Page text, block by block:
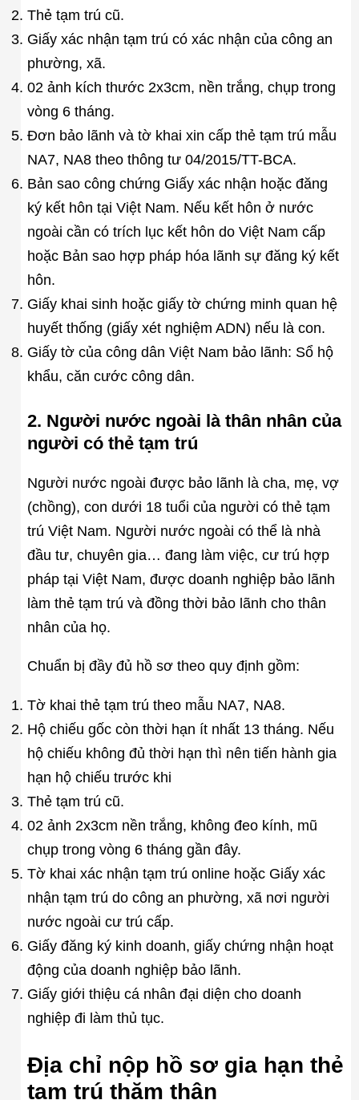
Thẻ tạm trú cũ.
Giấy xác nhận tạm trú có xác nhận của công an
phường, xã.
02 ảnh kích thước 2x3cm, nền trắng, chụp trong
vòng 6 tháng.
Đơn bảo lãnh và tờ khai xin cấp thẻ tạm trú mẫu
NA7, NA8 theo thông tư 04/2015/TT-BCA.
Bản sao công chứng Giấy xác nhận hoặc đăng
ký kết hôn tại Việt Nam. Nếu kết hôn ở nước
ngoài cần có trích lục kết hôn do Việt Nam cấp
hoặc Bản sao hợp pháp hóa lãnh sự đăng ký kết
hôn.
Giấy khai sinh hoặc giấy tờ chứng minh quan hệ
huyết thống (giấy xét nghiệm ADN) nếu là con.
Giấy tờ của công dân Việt Nam bảo lãnh: Sổ hộ
khẩu, căn cước công dân.
2. Người nước ngoài là thân nhân của
người có thẻ tạm trú
Người nước ngoài được bảo lãnh là cha, mẹ, vợ
(chồng), con dưới 18 tuổi của người có thẻ tạm
trú Việt Nam. Người nước ngoài có thể là nhà
đầu tư, chuyên gia… đang làm việc, cư trú hợp
pháp tại Việt Nam, được doanh nghiệp bảo lãnh
làm thẻ tạm trú và đồng thời bảo lãnh cho thân
nhân của họ.
Chuẩn bị đầy đủ hồ sơ theo quy định gồm:
Tờ khai thẻ tạm trú theo mẫu NA7, NA8.
Hộ chiếu gốc còn thời hạn ít nhất 13 tháng. Nếu
hộ chiếu không đủ thời hạn thì nên tiến hành gia
hạn hộ chiếu trước khi
Thẻ tạm trú cũ.
02 ảnh 2x3cm nền trắng, không đeo kính, mũ
chụp trong vòng 6 tháng gần đây.
Tờ khai xác nhận tạm trú online hoặc Giấy xác
nhận tạm trú do công an phường, xã nơi người
nước ngoài cư trú cấp.
Giấy đăng ký kinh doanh, giấy chứng nhận hoạt
động của doanh nghiệp bảo lãnh.
Giấy giới thiệu cá nhân đại diện cho doanh
nghiệp đi làm thủ tục.
Địa chỉ nộp hồ sơ gia hạn thẻ
tạm trú thăm thân